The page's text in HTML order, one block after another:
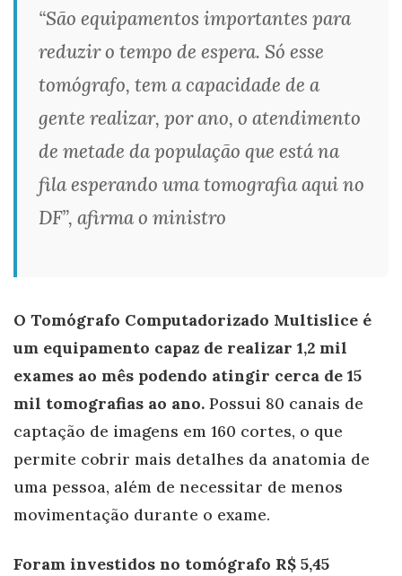
“São equipamentos importantes para
reduzir o tempo de espera. Só esse
tomógrafo, tem a capacidade de a
gente realizar, por ano, o atendimento
de metade da população que está na
fila esperando uma tomografia aqui no
DF”, afirma o ministro
O Tomógrafo Computadorizado Multislice é
um equipamento capaz de realizar 1,2 mil
exames ao mês podendo atingir cerca de 15
mil tomografias ao ano. Possui 80 canais de
captação de imagens em 160 cortes, o que
permite cobrir mais detalhes da anatomia de
uma pessoa, além de necessitar de menos
movimentação durante o exame.
Foram investidos no tomógrafo R$ 5,45